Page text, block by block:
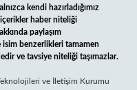
kendi hazırladığımız
içerikler haber niteliği
paylaşım
isim benzerlikleri tamamen
ve tavsiye niteliği taşımazlar.
ve İletişim Kurumu